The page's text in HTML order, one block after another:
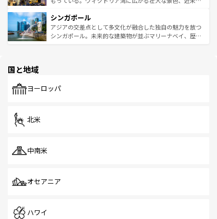
参照してほしい。
激する。気候は一年中温暖で、どの季節にも異なる楽しみ
が待っている。親しみやすいタイの人々、仏教を中心とし
た文化、そして多様な観光資源が、訪れる旅人を魅了し続
み、どこを訪れても感動するはず。観光スポットが密集し
ており、効率よく見どころを回れるのも魅力。息をのむよ
うな絶景から文化的な体験まで、香港を存分に楽しみ尽く
シンガポール
アジアの交差点として多文化が融合した独自の魅力を放つ
シンガポール。未来的な建築物が並ぶマリーナベイ、歴史
で、ホーカーズは地元の風情を楽しめる外せないスポット
国と地域
ヨーロッパ
北米
中南米
オセアニア
ハワイ